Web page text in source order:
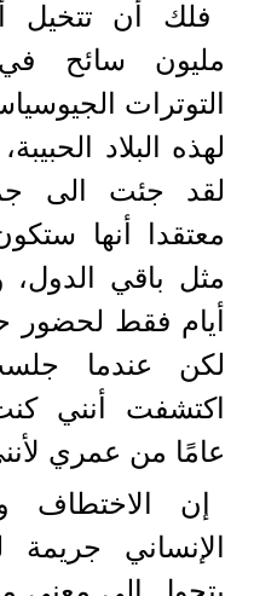
التوترات
لهذه البلاد
لقد جئت الى
معتقدا أنها
مثل باقي
أيام فقط
لكن عندما
عامًا من عمري
إن الاختطاف
الإنساني